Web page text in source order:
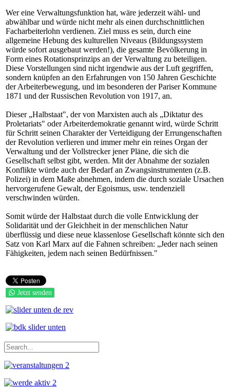
Wer eine Verwaltungsfunktion hat, wäre jederzeit wähl- und
abwählbar und würde nicht mehr als einen durchschnittlichen
Facharbeiterlohn verdienen. Ziel muss es sein, durch eine
allgemeine Hebung des kulturellen Niveaus (Bildungssystem
würde sofort ausgebaut werden!), die gesamte Bevölkerung in
Form eines Rotationsprinzips an der Verwaltung zu beteiligen.
Diese Vorstellungen sind nicht irgendwie aus der Luft gegriffen,
sondern knüpfen an den Erfahrungen von 150 Jahren Geschichte
der Arbeiterbewegung, und im besonderen der Pariser Kommune
1871 und der Russischen Revolution von 1917, an.
Dieser „Halbstaat", der von Marxisten auch als „Diktatur des
Proletariats" oder Arbeiterdemokratie genannt wird, würde Schritt
für Schritt seinen Charakter der Verteidigung der Errungenschaften
der Revolution verlieren und immer mehr ein reines Organ der
Verwaltung und der Vollstrecker jener Pläne, die sich die
Gesellschaft selbst gibt, werden. Mit der Abnahme der sozialen
Konflikte würde auch der Bedarf an Zwangsinstrumenten (z.B.
Polizei) in dem Maße abnehmen, indem die durch soziale Ursachen
hervorgerufene Gewalt, der Egoismus, usw. tendenziell
verschwinden würden.
Somit würde der Halbstaat durch die volle Entwicklung der
Solidarität und der Gleichheit in der menschlichen Natur
überflüssig und diese neue klassenlose Gesellschaft könnte sich den
Satz von Karl Marx auf die Fahnen schreiben: „Jeder nach seinen
Fähigkeiten, jedem nach seinen Bedürfnissen."
Jetzt senden